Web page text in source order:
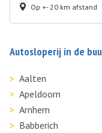
Op +- 20 km afstand
Autosloperij in de
Aalten
Apeldoorn
Arnhem
Babberich